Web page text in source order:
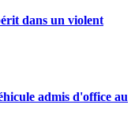
dans un violent
admis d'office au